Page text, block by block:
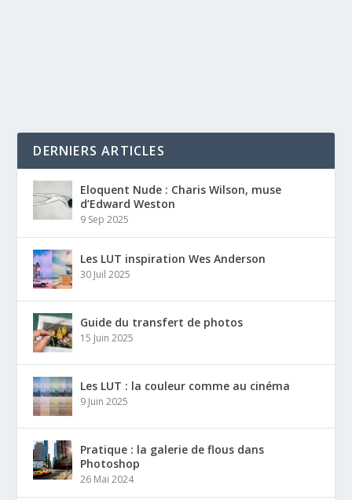
DERNIERS ARTICLES
Eloquent Nude : Charis Wilson, muse
d’Edward Weston
9 Sep 2025
Les LUT inspiration Wes Anderson
30 Juil 2025
Guide du transfert de photos
15 Juin 2025
Les LUT : la couleur comme au cinéma
9 Juin 2025
Pratique : la galerie de flous dans
Photoshop
26 Mai 2024